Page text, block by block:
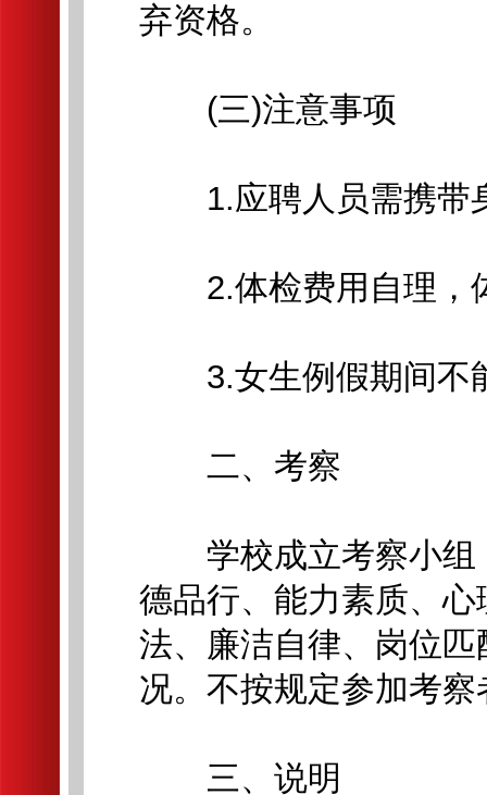
弃资格。
(三)注意事项
1.应聘人员需携带
2.体检费用自理，
3.女生例假期间不
二、考察
学校成立考察小组
德品行、能力素质、
法、廉洁自律、岗位
况。不按规定参加考
三、说明